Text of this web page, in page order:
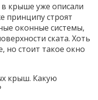
крыше уже описали
принципу строят
оконные системы,
ската. Хоть
но стоит такое окно